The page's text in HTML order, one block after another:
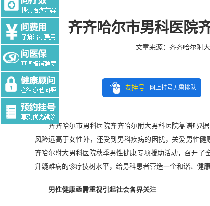
齐齐哈尔市男科医院
文章来源： 齐齐哈尔附
去挂号 网上挂号无需排队
Tag:$tag
齐齐哈尔市男科医院齐齐哈尔附大男科医院靠谱吗?据
风险远高于女性外，还受到男科疾病的困扰，关爱男性
齐哈尔附大男科医院秋季男性健康专项援助活动，召开了
升疑难病的诊疗技树水平，给男科患者营造一个和谐、健
男性健康亟需重视引起社会各界关注